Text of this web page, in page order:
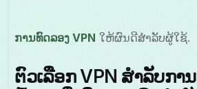
ການທົດລອງ VPN ໃຫ້ຜົນດີສໍາລັບຜູ້ໃຊ້.
ຕົວເລືອກ VPN ສໍາລັບກາ